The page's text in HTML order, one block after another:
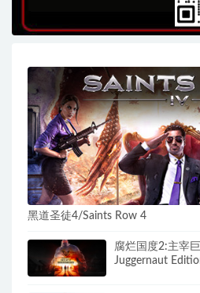
黑道圣徒4/Saints Row 4
腐烂国度2:主宰
Juggernaut